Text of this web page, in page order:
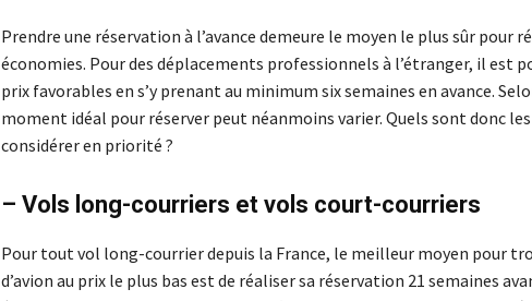
Prendre une réservation à l’avance demeure le moyen le plus sûr pour
économies. Pour des déplacements professionnels à l’étranger, il est
prix favorables en s’y prenant au minimum six semaines en avance.
moment idéal pour réserver peut néanmoins varier. Quels sont donc
considérer en priorité ?
– Vols long-courriers et vols court-courriers
Pour tout vol long-courrier depuis la France, le meilleur moyen pour
d’avion au prix le plus bas est de réaliser sa réservation 21 semaines